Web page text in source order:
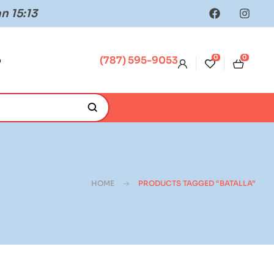
15:13
(787) 595-9053 0 0
HOME PRODUCTS TAGGED “BATALLA”